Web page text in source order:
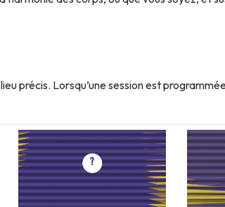
précis. Lorsqu’une session est